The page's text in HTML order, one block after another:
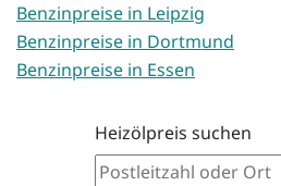
Benzinpreise in Leipzig
Benzinpreise in Dortmund
Benzinpreise in Essen
Heizölpreis suchen